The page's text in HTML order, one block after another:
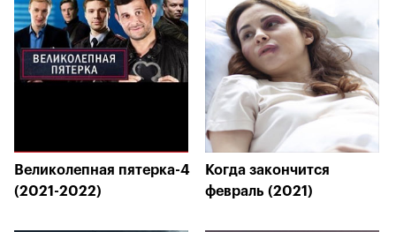
Великолепная пятерка-4
(2021-2022)
Когда закончится
февраль (2021)